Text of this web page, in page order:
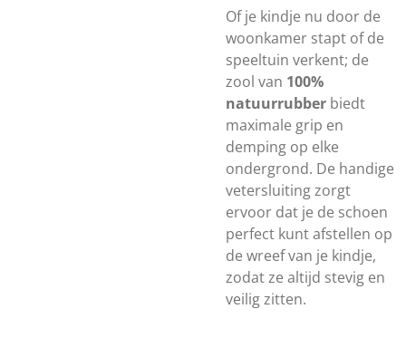
Of je kindje nu door de
woonkamer stapt of de
speeltuin verkent; de
zool van 100%
natuurrubber biedt
maximale grip en
demping op elke
ondergrond. De handige
vetersluiting zorgt
ervoor dat je de schoen
perfect kunt afstellen op
de wreef van je kindje,
zodat ze altijd stevig en
veilig zitten.